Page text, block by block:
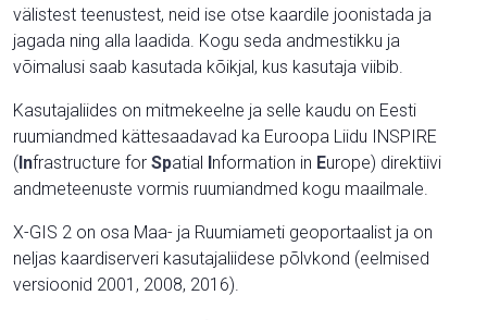
välistest teenustest, neid ise otse kaardile joonistada ja
jagada ning alla laadida. Kogu seda andmestikku ja
võimalusi saab kasutada kõikjal, kus kasutaja viibib.
Kasutajaliides on mitmekeelne ja selle kaudu on Eesti
ruumiandmed kättesaadavad ka Euroopa Liidu INSPIRE
(Infrastructure for Spatial Information in Europe) direktiivi
andmeteenuste vormis ruumiandmed kogu maailmale.
X-GIS 2 on osa Maa- ja Ruumiameti geoportaalist ja on
neljas kaardiserveri kasutajaliidese põlvkond (eelmised
versioonid 2001, 2008, 2016).